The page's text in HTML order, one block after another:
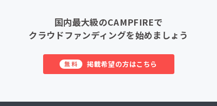
国内最大級のCAMPFIREで
クラウドファンディングを始めましょう
無料 掲載希望の方はこちら